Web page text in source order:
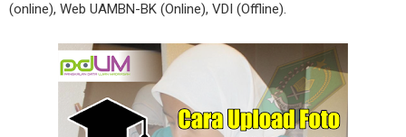
(online), Web UAMBN-BK (Online), VDI (Offline).